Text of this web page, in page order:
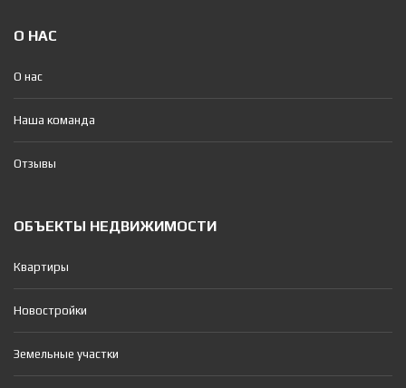
О НАС
О нас
Наша команда
Отзывы
ОБЪЕКТЫ НЕДВИЖИМОСТИ
Квартиры
Новостройки
Земельные участки